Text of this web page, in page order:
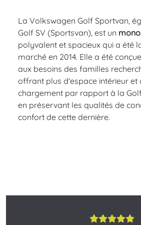
La Volkswagen Golf Sportvan,
Golf SV (Sportsvan), est un
polyvalent et spacieux qui a été
marché en 2014. Elle a été
aux besoins des familles
offrant plus d'espace intérieur et
chargement par rapport à la
en préservant les qualités de
confort de cette dernière.